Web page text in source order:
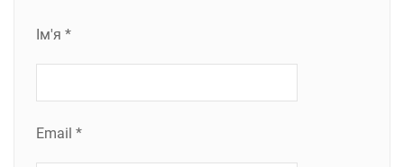
Ім'я *
Email *